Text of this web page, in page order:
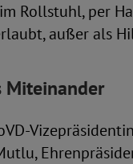
Rollstuhl, per
außer als
Miteinander